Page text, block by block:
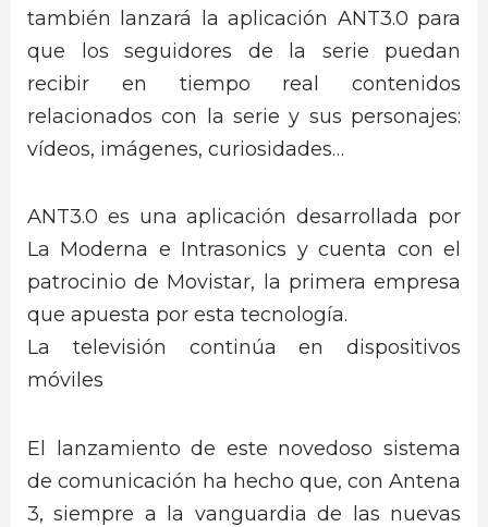
también lanzará la aplicación ANT3.0 para
que los seguidores de la serie puedan
recibir en tiempo real contenidos
relacionados con la serie y sus personajes:
vídeos, imágenes, curiosidades…
ANT3.0 es una aplicación desarrollada por
La Moderna e Intrasonics y cuenta con el
patrocinio de Movistar, la primera empresa
que apuesta por esta tecnología.
La televisión continúa en dispositivos
móviles
El lanzamiento de este novedoso sistema
de comunicación ha hecho que, con Antena
3, siempre a la vanguardia de las nuevas